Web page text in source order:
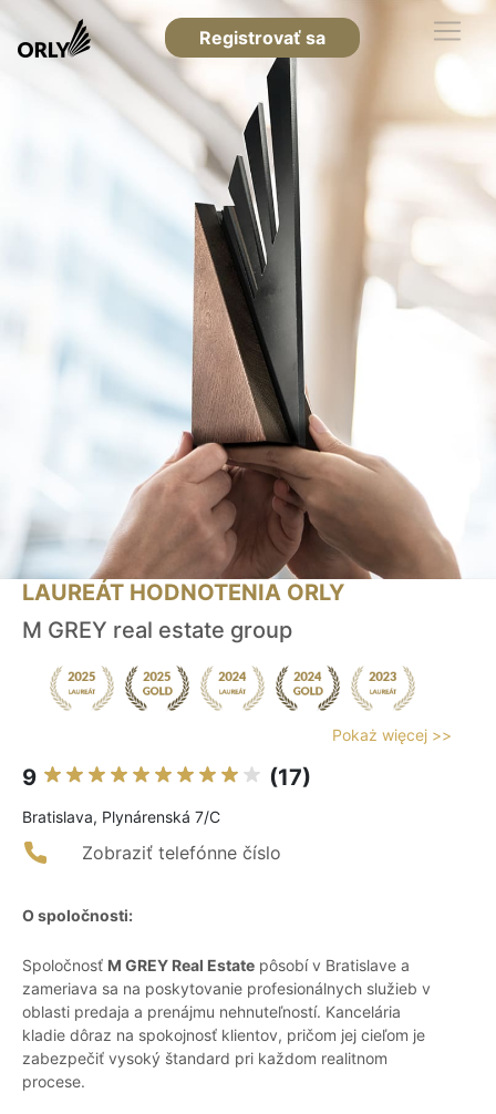
Registrovať sa
LAUREÁT HODNOTENIA ORLY
M GREY real estate group
Pokaż więcej >>
9 (17)
Bratislava, Plynárenská 7/C
Zobraziť telefónne číslo
O spoločnosti:
Spoločnosť M GREY Real Estate pôsobí v Bratislave a
zameriava sa na poskytovanie profesionálnych služieb v
oblasti predaja a prenájmu nehnuteľností. Kancelária
kladie dôraz na spokojnosť klientov, pričom jej cieľom je
zabezpečiť vysoký štandard pri každom realitnom
procese.